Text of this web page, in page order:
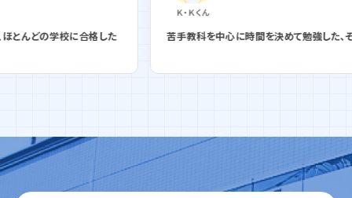
合格した 苦手教科を中心に時間を決めて勉強した、それが合格への